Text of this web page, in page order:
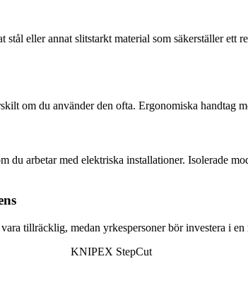
eller annat slitstarkt material som säkerställer
om du använder den ofta. Ergonomiska
du arbetar med elektriska installationer. Isolerade
tillräcklig, medan yrkespersoner bör investera i
KNIPEX StepCut